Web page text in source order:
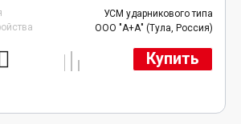
УСМ ударникового типа
ООО "А+А" (Тула, Россия)
Купить